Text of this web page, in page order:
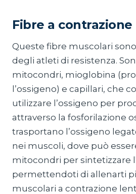
Fibre a
Queste fibre muscolari
degli atleti di resistenza.
mitocondri, mioglobina
l’ossigeno) e capillari, che
utilizzare l’ossigeno per
attraverso la fosforilazione
trasportano l’ossigeno
nei muscoli, dove può
mitocondri per sintetizzare
permettendoti di allenarti
muscolari a contrazione